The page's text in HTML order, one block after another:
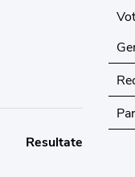
Resultate